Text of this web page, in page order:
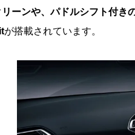
ーンや、パドルシフト付き
が搭載されています。